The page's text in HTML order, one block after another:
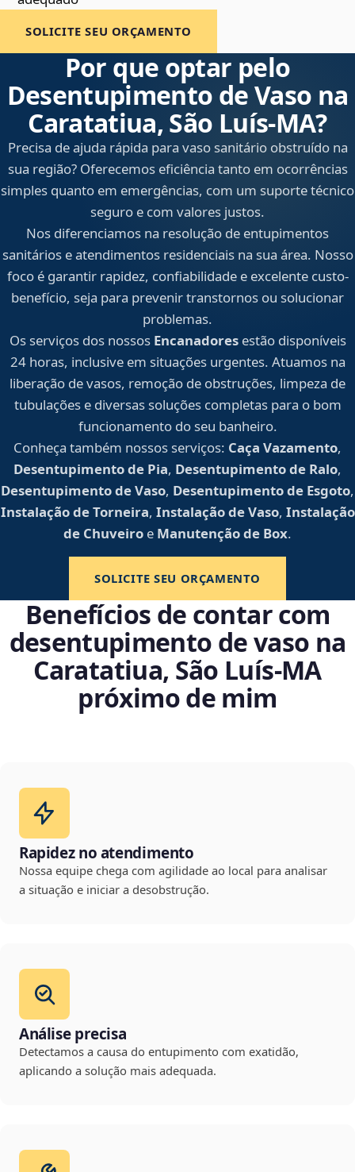
SOLICITE SEU ORÇAMENTO
Por que optar pelo
Desentupimento de Vaso na
Caratatiua, São Luís‑MA?
Precisa de ajuda rápida para vaso sanitário obstruído na
sua região? Oferecemos eficiência tanto em ocorrências
simples quanto em emergências, com um suporte técnico
seguro e com valores justos.
Nos diferenciamos na resolução de entupimentos
sanitários e atendimentos residenciais na sua área. Nosso
foco é garantir rapidez, confiabilidade e excelente custo-
benefício, seja para prevenir transtornos ou solucionar
problemas.
Os serviços dos nossos Encanadoresestão disponíveis
24 horas, inclusive em situações urgentes. Atuamos na
liberação de vasos, remoção de obstruções, limpeza de
tubulações e diversas soluções completas para o bom
funcionamento do seu banheiro.
Conheça também nossos serviços: Caça Vazamento,
Desentupimento de Pia, Desentupimento de Ralo,
Desentupimento de Vaso, Desentupimento de Esgoto,
Instalação de Torneira, Instalação de Vaso, Instalação
de Chuveiro e Manutenção de Box.
SOLICITE SEU ORÇAMENTO
Benefícios de contar com
desentupimento de vaso na
Caratatiua, São Luís‑MA
próximo de mim
Rapidez no atendimento
Nossa equipe chega com agilidade ao local para analisar
a situação e iniciar a desobstrução.
Análise precisa
Detectamos a causa do entupimento com exatidão,
aplicando a solução mais adequada.